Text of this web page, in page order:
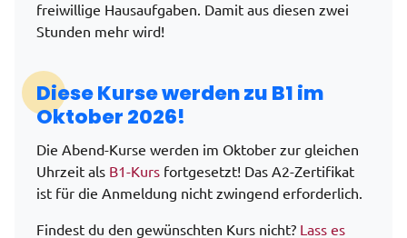
freiwillige Hausaufgaben. Damit aus diesen zwei
Stunden mehr wird!
Diese Kurse werden zu B1 im
Oktober 2026!
Die Abend-Kurse werden im Oktober zur gleichen
Uhrzeit als B1-Kurs fortgesetzt! Das A2-Zertifikat
ist für die Anmeldung nicht zwingend erforderlich.
Findest du den gewünschten Kurs nicht? Lass es